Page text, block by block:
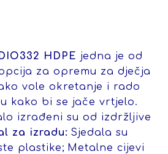
HDPE jedna je od
za opremu za dječja
vole okretanje i rado
kako bi se jače vrtjelo.
izrađeni su od izdržljive
za izradu: Sjedala su
plastike; Metalne cijevi